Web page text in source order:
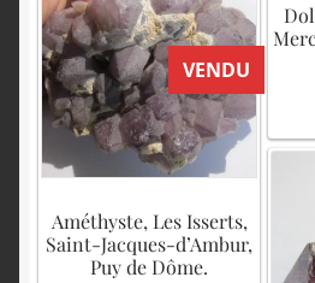
VENDU
Améthyste, Les Isserts,
Saint-Jacques-d’Ambur,
Puy de Dôme.